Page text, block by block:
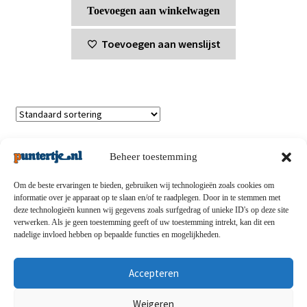
Beheer toestemming
Om de beste ervaringen te bieden, gebruiken wij technologieën zoals cookies om
informatie over je apparaat op te slaan en/of te raadplegen. Door in te stemmen met
deze technologieën kunnen wij gegevens zoals surfgedrag of unieke ID's op deze site
verwerken. Als je geen toestemming geeft of uw toestemming intrekt, kan dit een
nadelige invloed hebben op bepaalde functies en mogelijkheden.
Accepteren
Weigeren
Toevoegen aan winkelwagen
Toevoegen aan wenslijst
Privacybeleid-Verzending en retouren-Algemene
voorwaarden-Disclaimert-Betaalmethoden-Over ons